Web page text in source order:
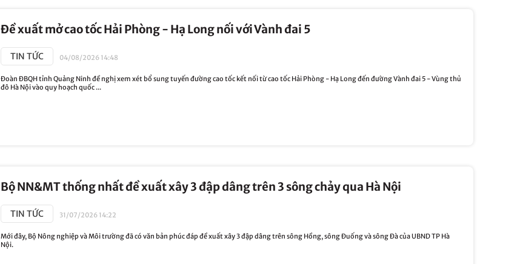
Đề xuất mở cao tốc Hải Phòng - Hạ Long nối với Vành đai 5
TIN TỨC 04/08/2026 14:48
Đoàn ĐBQH tỉnh Quảng Ninh đề nghị xem xét bổ sung tuyến đường cao tốc kết nối từ cao tốc Hải Phòng - Hạ Long đến đường Vành đai 5 - Vùng thủ
đô Hà Nội vào quy hoạch quốc ...
Bộ NN&MT thống nhất đề xuất xây 3 đập dâng trên 3 sông chảy qua Hà Nội
TIN TỨC 31/07/2026 14:22
Mới đây, Bộ Nông nghiệp và Môi trường đã có văn bản phúc đáp đề xuất xây 3 đập dâng trên sông Hồng, sông Đuống và sông Đà của UBND TP Hà
Nội.